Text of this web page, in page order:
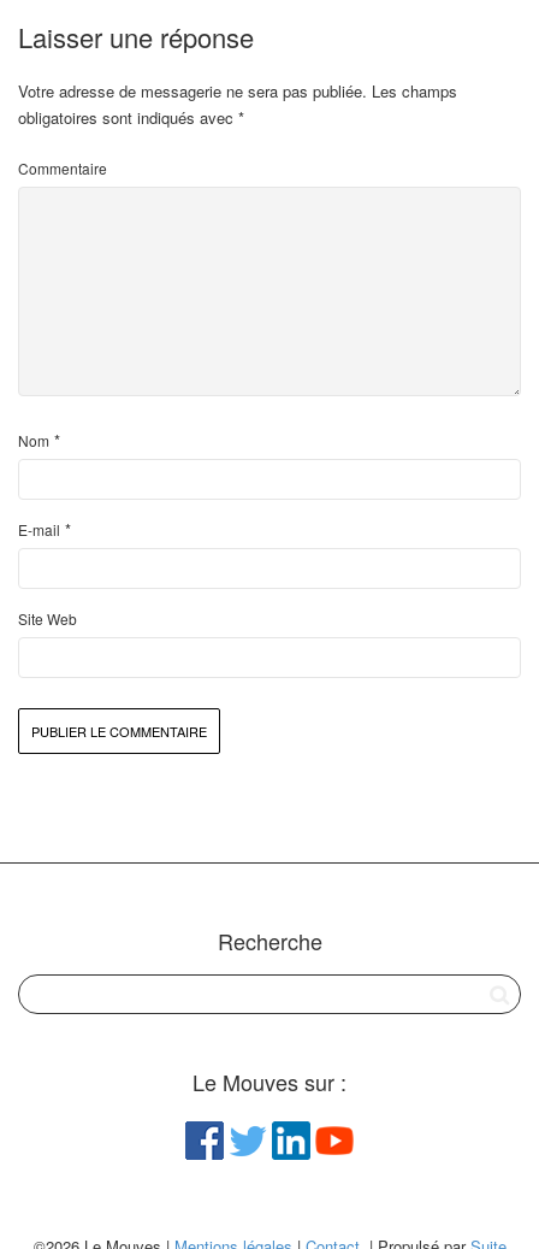
Laisser une réponse
Votre adresse de messagerie ne sera pas publiée. Les champs
obligatoires sont indiqués avec *
Commentaire
Nom *
E-mail *
Site Web
Recherche
Le Mouves sur :